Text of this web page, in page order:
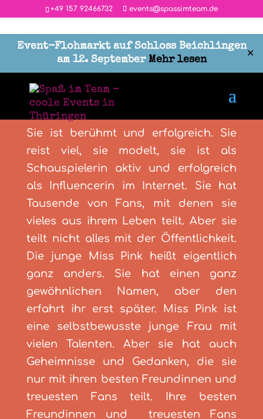
‭+49 157 92466732 events@spassimteam.de
Event-Flohmarkt auf Schloss Beichlingen
am 12. September Mehr lesen ✕
“Das geheimnisvolle Gepäck der
Sie ist berühmt und erfolgreich. Sie
reist viel, sie modelt, sie ist als
Schauspielerin aktiv und erfolgreich
als Influencerin im Internet. Sie hat
Tausende von Fans, mit denen sie
vieles aus ihrem Leben teilt. Aber sie
teilt nicht alles mit der Öffentlichkeit.
Die junge Miss Pink heißt eigentlich
ganz anders. Sie hat einen ganz
gewöhnlichen Namen, aber den
erfahrt ihr erst später. Miss Pink ist
eine selbstbewusste junge Frau mit
vielen Talenten. Aber sie hat auch
Geheimnisse und Gedanken, die sie
nur mit ihren besten Freundinnen und
treuesten Fans teilt. Ihre besten
Freundinnen und treuesten Fans